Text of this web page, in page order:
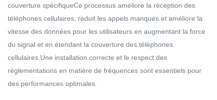
couverture spécifiqueCe processus améliore la réception des
téléphones cellulaires, réduit les appels manqués et améliore la
vitesse des données pour les utilisateurs en augmentant la force
du signal et en étendant la couverture des téléphones
cellulaires.Une installation correcte et le respect des
réglementations en matière de fréquences sont essentiels pour
des performances optimales.